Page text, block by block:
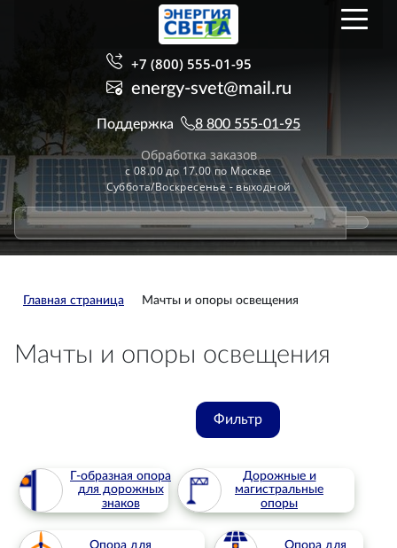
+7 (800) 555-01-95
energy-svet@mail.ru
Поддержка 8 800 555-01-95
Обработка заказов
с 08.00 до 17.00 по Москве
Суббота/Воскресенье - выходной
Главная страница Мачты и опоры освещения
Мачты и опоры освещения
Фильтр
Г-образная опора
для дорожных
знаков
Дорожные и
магистральные
опоры
Опора для
Опора для